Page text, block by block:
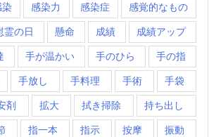
染 感染力 感染症 感覚的なもの
霊の日 懸命 成績 成績アップ
手が温かい 手のひら 手の指
手放し 手料理 手術 手袋
剤 拡大 拭き掃除 持ち出し
指一本 指示 按摩 振動